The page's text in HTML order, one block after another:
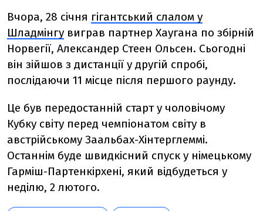
Вчора, 28 січня гігантський слалом у
Шладмінгу виграв партнер Хаугана по збірній
Норвегії, Александер Стеен Ольсен. Сьогодні
він зійшов з дистанції у другій спробі,
послідаючи 11 місце після першого раунду.
Це був передостанній старт у чоловічому
Кубку світу перед чемпіонатом світу в
австрійському Заальбах-Хінтерглеммі.
Останнім буде швидкісний спуск у німецькому
Гарміш-Партенкірхені, який відбудеться у
неділю, 2 лютого.